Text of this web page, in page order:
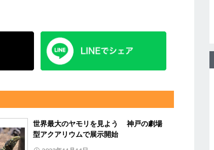
世界最大のヤモリを見よう 神戸の劇場
型アクアリウムで展示開始